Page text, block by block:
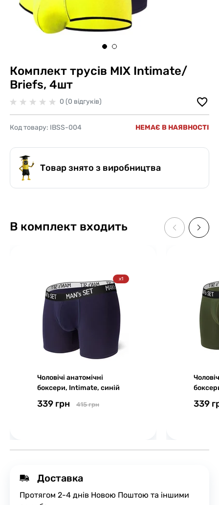
Комплект трусів MIX Intimate/
Briefs, 4шт
0 (0 відгуків)
Код товару: IBSS-004 НЕМАЄ В НАЯВНОСТІ
Товар знято з виробництва
В комплект входить
x1
Чоловічі анатомічні
боксери, Intimate, синій
339 грн 415 грн 339
Доставка
Протягом 2-4 днів Новою Поштою та іншими